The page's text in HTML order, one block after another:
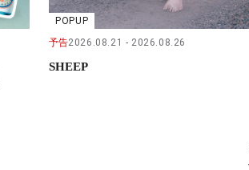
POPUP
予告2026.08.21 2026.08.26
SHEEP